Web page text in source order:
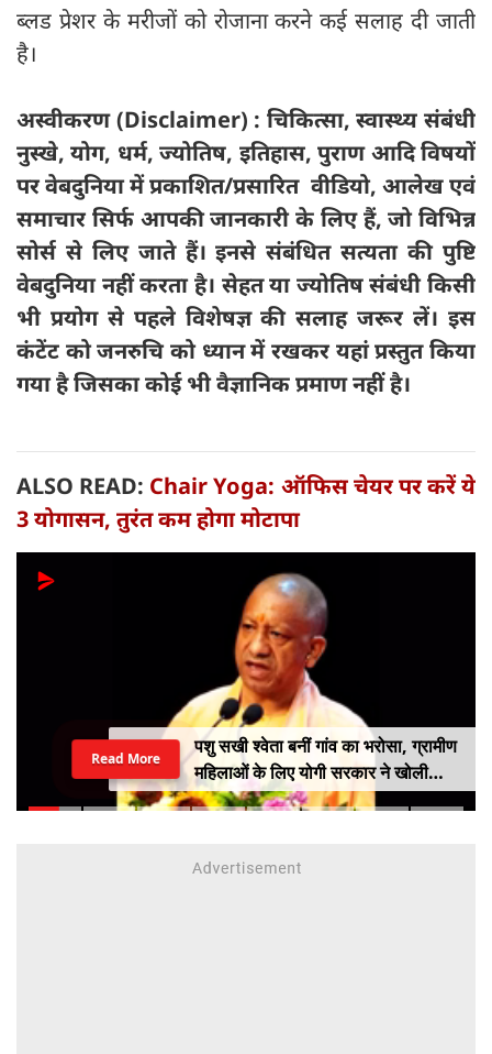
ब्लड प्रेशर के मरीजों को रोजाना करने कई सलाह दी जाती
है।
अस्वीकरण (Disclaimer) : चिकित्सा, स्वास्थ्य संबंधी
नुस्खे, योग, धर्म, ज्योतिष, इतिहास, पुराण आदि विषयों
पर वेबदुनिया में प्रकाशित/प्रसारित वीडियो, आलेख एवं
समाचार सिर्फ आपकी जानकारी के लिए हैं, जो विभिन्न
सोर्स से लिए जाते हैं। इनसे संबंधित सत्यता की पुष्टि
वेबदुनिया नहीं करता है। सेहत या ज्योतिष संबंधी किसी
भी प्रयोग से पहले विशेषज्ञ की सलाह जरूर लें। इस
कंटेंट को जनरुचि को ध्यान में रखकर यहां प्रस्तुत किया
गया है जिसका कोई भी वैज्ञानिक प्रमाण नहीं है।
ALSO READ: Chair Yoga: ऑफिस चेयर पर करें ये
3 योगासन, तुरंत कम होगा मोटापा
पशु सखी श्वेता बनीं गांव का भरोसा, ग्रामीण
महिलाओं के लिए योगी सरकार ने खोली
आत्मनिर्भरता की राह
Read More